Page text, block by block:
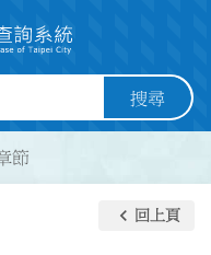
搜尋
節
keyboard_arrow_left 回上頁